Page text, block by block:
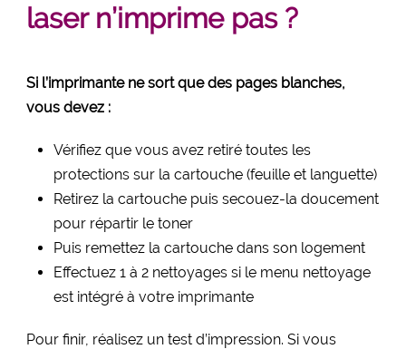
laser n’imprime pas ?
Si l’imprimante ne sort que des pages blanches,
vous devez :
Vérifiez que vous avez retiré toutes les
protections sur la cartouche (feuille et languette)
Retirez la cartouche puis secouez-la doucement
pour répartir le toner
Puis remettez la cartouche dans son logement
Effectuez 1 à 2 nettoyages si le menu nettoyage
est intégré à votre imprimante
Pour finir, réalisez un test d’impression. Si vous